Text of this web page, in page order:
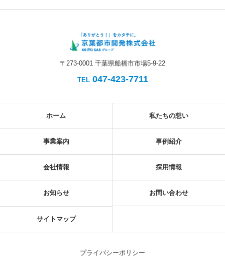
〒273-0001 千葉県船橋市市場5-9-22
TEL 047-423-7711
ホーム 私たちの想い
事業案内 事例紹介
会社情報 採用情報
お知らせ お問い合わせ
サイトマップ
プライバシーポリシー